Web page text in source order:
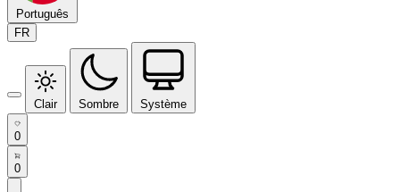
Português
FR
Clair Sombre Système
0
0